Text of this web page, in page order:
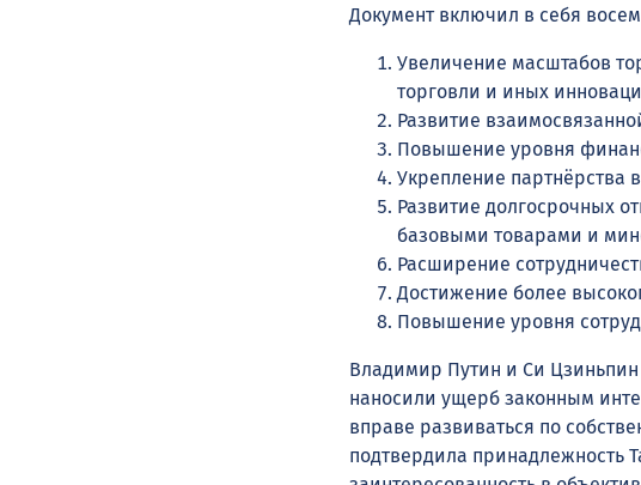
Документ включил в себя
Увеличение масштабов
торговли и иных
Развитие
Повышение уровня
Укрепление партнёрства
Развитие долгосрочных
базовыми товарами и
Расширение
Достижение более
Повышение уровня
Владимир Путин и Си
наносили ущерб законным
вправе развиваться по
подтвердила принадлежность